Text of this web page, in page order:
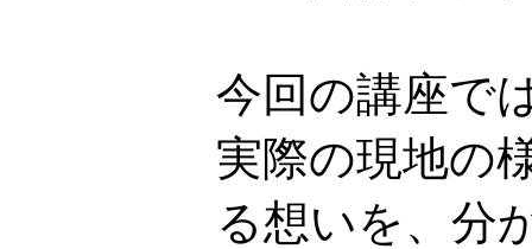
今回の講座で
実際の現地の
る想いを、分